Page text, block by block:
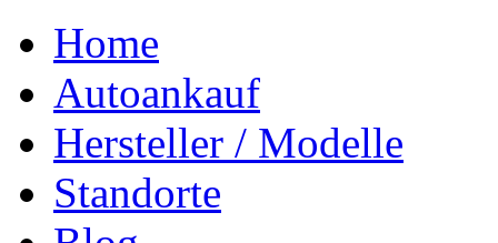
Home
Autoankauf
Hersteller / Modelle
Standorte